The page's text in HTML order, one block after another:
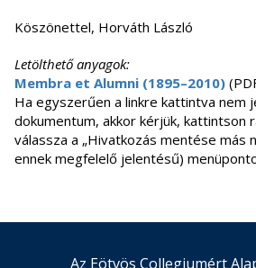
Köszönettel, Horváth László
Letölthető anyagok:
Membra et Alumni (1895–2010)
Ha egyszerűen a linkre kattintva nem
dokumentum, akkor kérjük, kattintson
válassza a „Hivatkozás mentése más
ennek megfelelő jelentésű)
Az Eötvös Collegiumért